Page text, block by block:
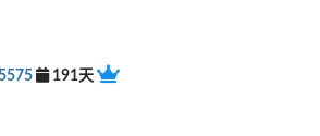
191天